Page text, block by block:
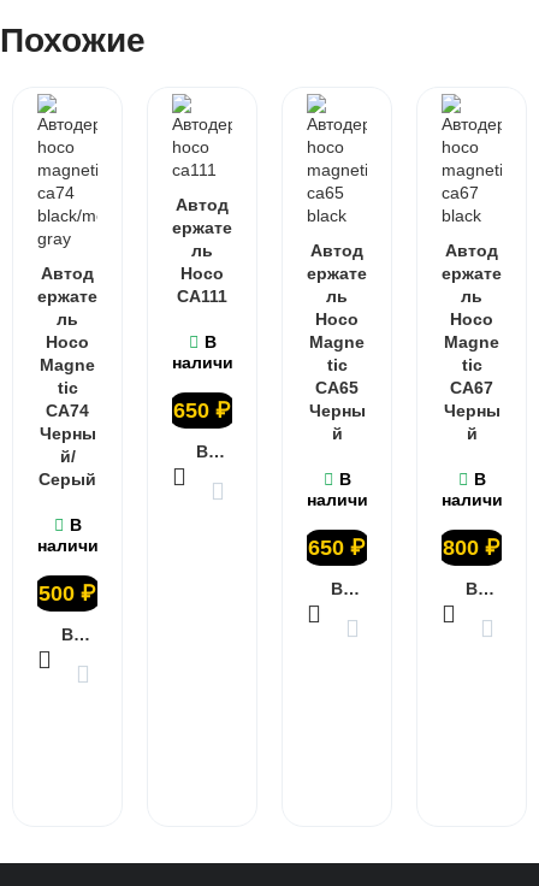
Похожие
Автод
ержате
ль
Hoco
Magne
tic
CA74
Черны
й/
Серый
В
наличии
500 ₽
В КОРЗИНУ
Автод
ержате
ль
Hoco
CA111
В
наличии
650 ₽
В КОРЗИНУ
Автод
ержате
ль
Hoco
Magne
tic
CA65
Черны
й
В
наличии
650 ₽
В КОРЗИНУ
Автод
ержате
ль
Hoco
Magne
tic
CA67
Черны
й
В
наличии
800 ₽
В КОРЗИНУ